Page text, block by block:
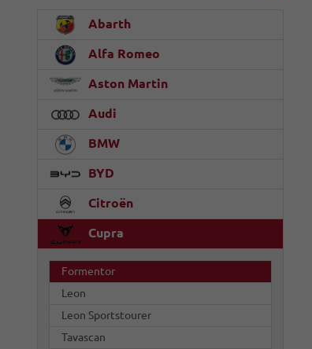
Abarth
Alfa Romeo
Aston Martin
Audi
BMW
BYD
Citroën
Cupra
Formentor
Leon
Leon Sportstourer
Tavascan